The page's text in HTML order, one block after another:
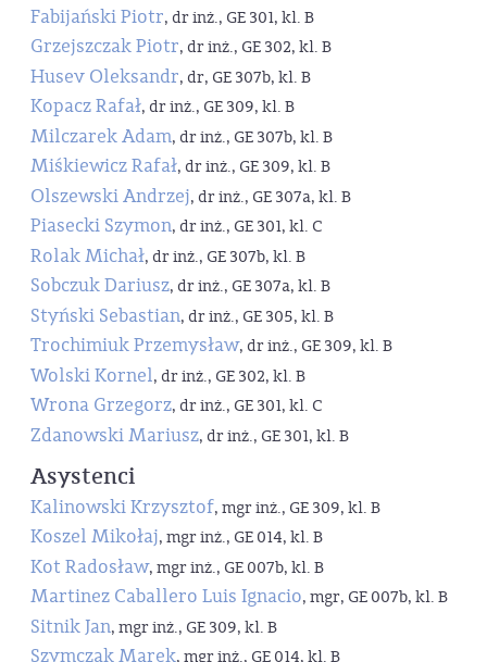
Fabijański Piotr, dr inż., GE 301, kl. B
Grzejszczak Piotr, dr inż., GE 302, kl. B
Husev Oleksandr, dr, GE 307b, kl. B
Kopacz Rafał, dr inż., GE 309, kl. B
Milczarek Adam, dr inż., GE 307b, kl. B
Miśkiewicz Rafał, dr inż., GE 309, kl. B
Olszewski Andrzej, dr inż., GE 307a, kl. B
Piasecki Szymon, dr inż., GE 301, kl. C
Rolak Michał, dr inż., GE 307b, kl. B
Sobczuk Dariusz, dr inż., GE 307a, kl. B
Styński Sebastian, dr inż., GE 305, kl. B
Trochimiuk Przemysław, dr inż., GE 309, kl. B
Wolski Kornel, dr inż., GE 302, kl. B
Wrona Grzegorz, dr inż., GE 301, kl. C
Zdanowski Mariusz, dr inż., GE 301, kl. B
Asystenci
Kalinowski Krzysztof, mgr inż., GE 309, kl. B
Koszel Mikołaj, mgr inż., GE 014, kl. B
Kot Radosław, mgr inż., GE 007b, kl. B
Martinez Caballero Luis Ignacio, mgr, GE 007b, kl. B
Sitnik Jan, mgr inż., GE 309, kl. B
Szymczak Marek, mgr inż., GE 014, kl. B